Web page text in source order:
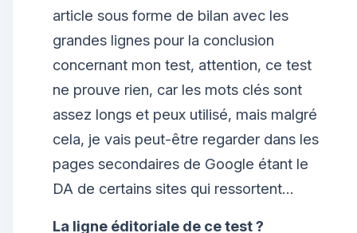
article sous forme de bilan avec les
grandes lignes pour la conclusion
concernant mon test, attention, ce test
ne prouve rien, car les mots clés sont
assez longs et peux utilisé, mais malgré
cela, je vais peut-être regarder dans les
pages secondaires de Google étant le
DA de certains sites qui ressortent…
La ligne éditoriale de ce test ?